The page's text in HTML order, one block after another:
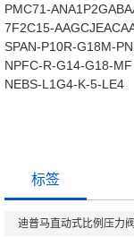
PMC71-
7F2C15-
SPAN-P10R-G18M-
NPFC-R-G14-G18-MF
NEBS-L1G4-K-5-LE4
标签
迪普马直动式比例压力阀